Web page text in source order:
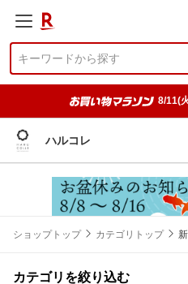
8/11(
ハルコレ
ショップトップ カテゴリトップ
カテゴリを絞り込む